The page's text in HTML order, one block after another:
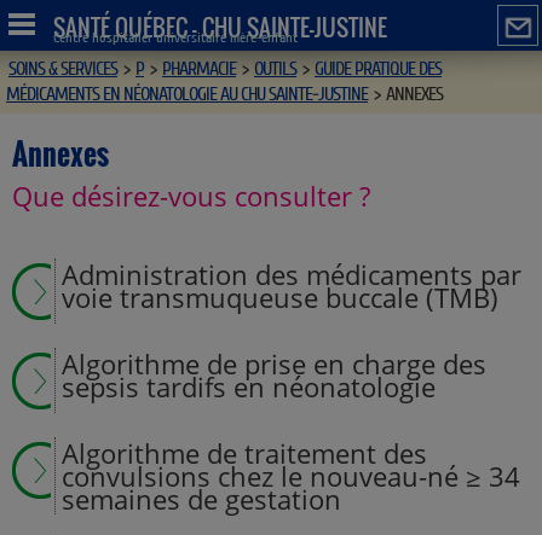
SANTÉ QUÉBEC - CHU SAINTE-JUSTINE
Centre hospitalier universitaire mère-enfant
SOINS & SERVICES > P > PHARMACIE > OUTILS > GUIDE PRATIQUE DES
MÉDICAMENTS EN NÉONATOLOGIE AU CHU SAINTE-JUSTINE > ANNEXES
Annexes
Que désirez-vous consulter ?
Administration des médicaments par
voie transmuqueuse buccale (TMB)
Algorithme de prise en charge des
sepsis tardifs en néonatologie
Algorithme de traitement des
convulsions chez le nouveau-né ≥ 34
semaines de gestation